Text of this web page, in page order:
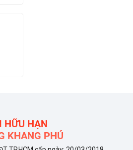
HỮU HẠN
KHANG PHÚ